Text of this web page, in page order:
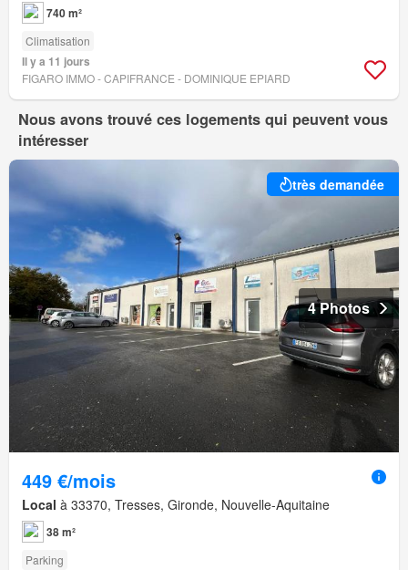
740 m²
Climatisation
Il y a 11 jours
FIGARO IMMO - CAPIFRANCE - DOMINIQUE EPIARD
Nous avons trouvé ces logements qui peuvent vous
intéresser
très demandée
4 Photos
449 €/mois
Local à 33370, Tresses, Gironde, Nouvelle-Aquitaine
38 m²
Parking